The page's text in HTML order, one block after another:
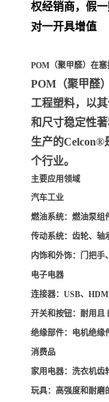
权经销商，假
对一开具增值
POM（聚甲醛）在塞
POM（聚甲醛）
工程塑料，以
和尺寸稳定性著
生产的Celcon®
个行业。
主要应用领域
汽车工业
燃油系统：燃油泵组
传动系统：齿轮、轴
内饰和外饰：门把手
电子电器
连接器：USB、
开关和按钮：耐用且
绝缘部件：电机绝缘
消费品
家用电器：洗衣机齿
玩具：高强度和耐磨